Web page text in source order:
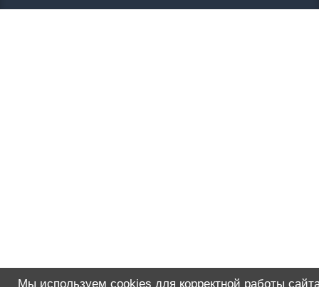
Мы используем cookies для корректной работы